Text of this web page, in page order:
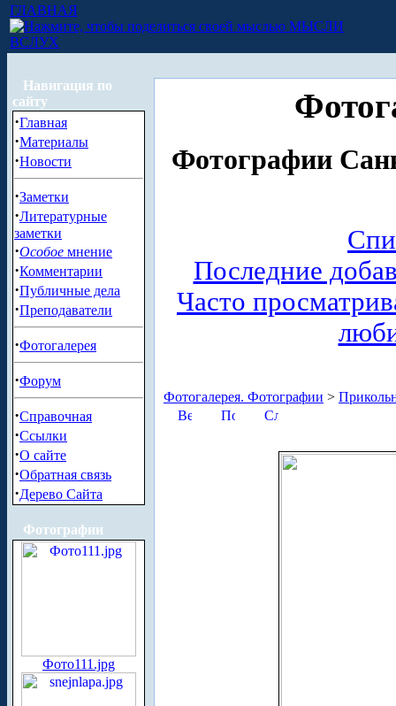
ГЛАВНАЯ
МЫСЛИ
ВСЛУХ
Навигация по
сайту
·Главная
·Материалы
·Новости
·Заметки
·Литературные
заметки
·Особое мнение
·Комментарии
·Публичные дела
·Преподаватели
·Фотогалерея
·Форум
·Справочная
·Ссылки
·О сайте
·Обратная связь
·Дерево Сайта
Фотографии
Фото111.jpg
Фотографии
Последние
Часто
Фотогалерея. Фотографии >